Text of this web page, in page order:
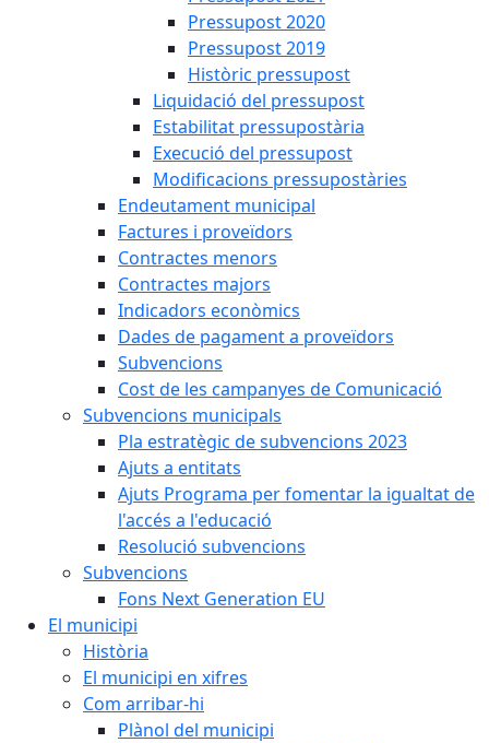
Pressupost 2020
Pressupost 2019
Històric pressupost
Liquidació del pressupost
Estabilitat pressupostària
Execució del pressupost
Modificacions pressupostàries
Endeutament municipal
Factures i proveïdors
Contractes menors
Contractes majors
Indicadors econòmics
Dades de pagament a proveïdors
Subvencions
Cost de les campanyes de Comunicació
Subvencions municipals
Pla estratègic de subvencions 2023
Ajuts a entitats
Ajuts Programa per fomentar la igualtat de
l'accés a l'educació
Resolució subvencions
Subvencions
Fons Next Generation EU
El municipi
Història
El municipi en xifres
Com arribar-hi
Plànol del municipi